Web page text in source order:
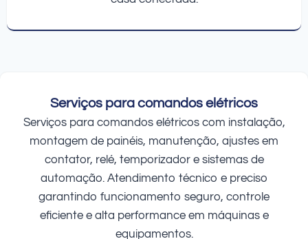
Serviços para comandos elétricos
Serviços para comandos elétricos com instalação,
montagem de painéis, manutenção, ajustes em
contator, relé, temporizador e sistemas de
automação. Atendimento técnico e preciso
garantindo funcionamento seguro, controle
eficiente e alta performance em máquinas e
equipamentos.